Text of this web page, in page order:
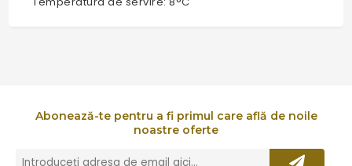
Abonează-te pentru a fi primul care află de noile
noastre oferte